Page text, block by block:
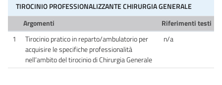
TIROCINIO PROFESSIONALIZZANTE CHIRURGIA GENERALE
Argomenti
Riferimenti testi
1
Tirocinio pratico in reparto/ambulatorio per
acquisire le specifiche professionalità
nell’ambito del tirocinio di Chirurgia Generale
n/a